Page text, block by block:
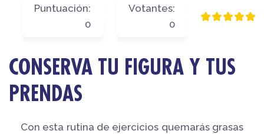
Puntuación:
0
Votantes:
0
CONSERVA TU FIGURA Y TUS
PRENDAS
Con esta rutina de ejercicios quemarás grasas